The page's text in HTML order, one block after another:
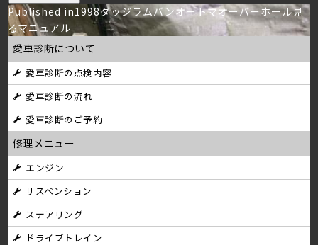
投
稿
ナ
ビ
ゲ
ー
シ
ョ
ン
Published in1998ダッジラムバンオートマオーバーホール見
るマニュアル
愛車診断について
愛車診断の点検内容
愛車診断の流れ
愛車診断のご予約
修理メニュー
エンジン
サスペンション
ステアリング
ドライブトレイン